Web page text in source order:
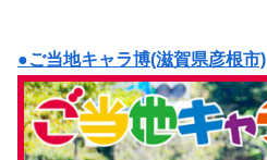
●ご当地キャラ博(滋賀県彦根市)